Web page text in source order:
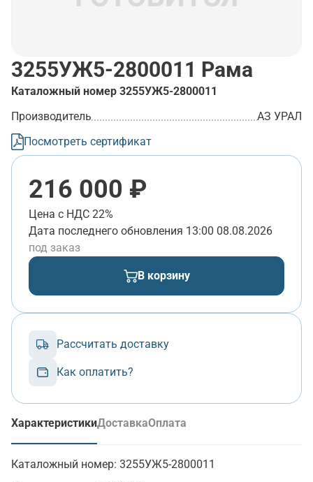
3255УЖ5-2800011 Рама
Каталожный номер 3255УЖ5-2800011
Производитель
АЗ УРАЛ
Посмотреть сертификат
216 000 ₽
Цена с НДС 22%
Дата последнего обновления 13:00 08.08.2026
под заказ
В корзину
Рассчитать доставку
Как оплатить?
Характеристики
(активная вкладка)
ДоставкаОплата
Каталожный номер: 3255УЖ5-2800011